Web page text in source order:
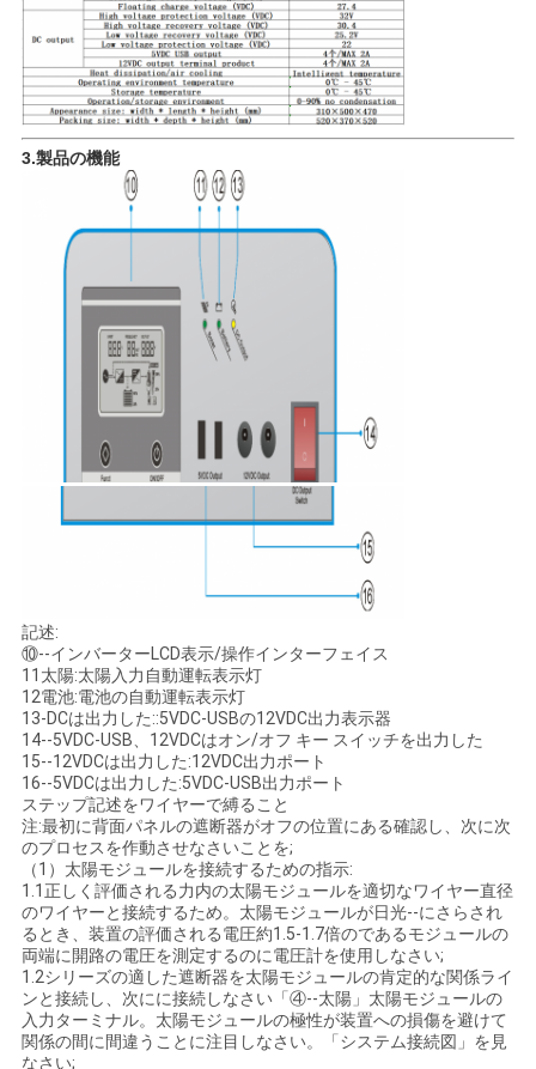
PRIVACY
POLICY
3.製品の機能
記述:
⑩--インバーターLCD表示/操作インターフェイス
11太陽:太陽入力自動運転表示灯
12電池:電池の自動運転表示灯
13-DCは出力した::5VDC-USBの12VDC出力表示器
14--5VDC-USB、12VDCはオン/オフ キー スイッチを出力した
15--12VDCは出力した:12VDC出力ポート
16--5VDCは出力した:5VDC-USB出力ポート
ステップ記述をワイヤーで縛ること
注:最初に背面パネルの遮断器がオフの位置にある確認し、次に次
のプロセスを作動させなさいことを;
（1）太陽モジュールを接続するための指示:
1.1正しく評価される力内の太陽モジュールを適切なワイヤー直径
のワイヤーと接続するため。太陽モジュールが日光--にさらされ
るとき、装置の評価される電圧約1.5-1.7倍のであるモジュールの
両端に開路の電圧を測定するのに電圧計を使用しなさい;
1.2シリーズの適した遮断器を太陽モジュールの肯定的な関係ライ
ンと接続し、次にに接続しなさい「④--太陽」太陽モジュールの
入力ターミナル。太陽モジュールの極性が装置への損傷を避けて
関係の間に間違うことに注目しなさい。「システム接続図」を見
なさい;